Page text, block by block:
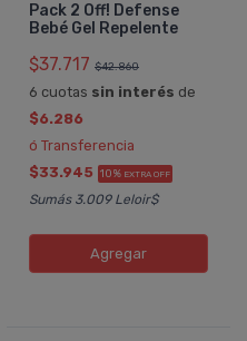
Pack 2 Off! Defense
Bebé Gel Repelente
$37.717 $42.860
6 cuotas sin interés de
$6.286
ó Transferencia
$33.945 10% EXTRA OFF
Sumás 3.009 Leloir$
Agregar